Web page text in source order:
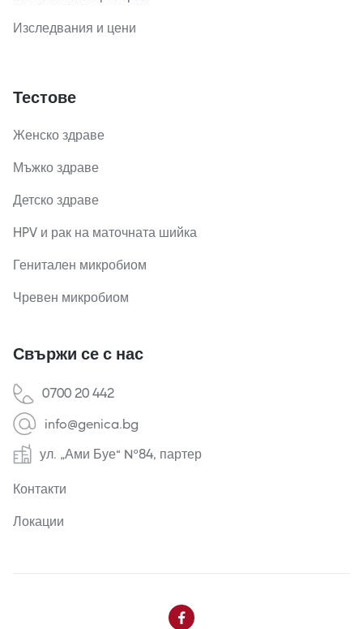
Изследвания и цени
Тестове
Женско здраве
Мъжко здраве
Детско здраве
HPV и рак на маточната шийка
Генитален микробиом
Чревен микробиом
Свържи се с нас
0700 20 442
info@genica.bg
ул. „Ами Буе“ №84, партер
Контакти
Локации
